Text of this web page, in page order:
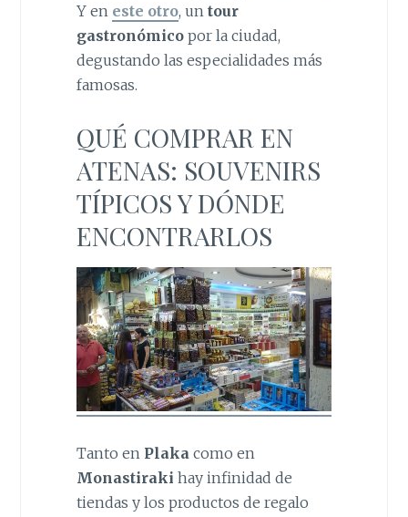
Y en este otro, un tour
gastronómicopor la ciudad,
degustando las especialidades más
famosas.
QUÉ COMPRAR EN
ATENAS: SOUVENIRS
TÍPICOS Y DÓNDE
ENCONTRARLOS
Tanto en Plakacomo en
Monastiraki hay infinidad de
tiendas y los productos de regalo